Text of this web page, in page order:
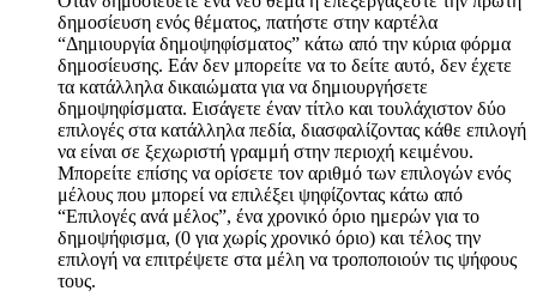
δημοσίευση ενός θέματος, πατήστε στην καρτέλα
“Δημιουργία δημοψηφίσματος” κάτω από την κύρια φόρμα
δημοσίευσης. Εάν δεν μπορείτε να το δείτε αυτό, δεν έχετε
τα κατάλληλα δικαιώματα για να δημιουργήσετε
δημοψηφίσματα. Εισάγετε έναν τίτλο και τουλάχιστον δύο
επιλογές στα κατάλληλα πεδία, διασφαλίζοντας κάθε επιλογή
να είναι σε ξεχωριστή γραμμή στην περιοχή κειμένου.
Μπορείτε επίσης να ορίσετε τον αριθμό των επιλογών ενός
μέλους που μπορεί να επιλέξει ψηφίζοντας κάτω από
“Επιλογές ανά μέλος”, ένα χρονικό όριο ημερών για το
δημοψήφισμα, (0 για χωρίς χρονικό όριο) και τέλος την
επιλογή να επιτρέψετε στα μέλη να τροποποιούν τις ψήφους
τους.